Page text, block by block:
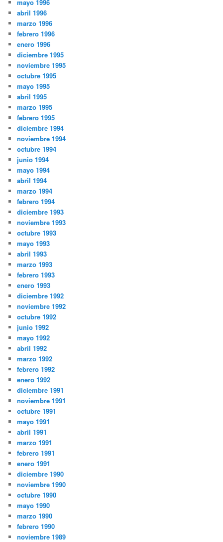
mayo 1996
abril 1996
marzo 1996
febrero 1996
enero 1996
diciembre 1995
noviembre 1995
octubre 1995
mayo 1995
abril 1995
marzo 1995
febrero 1995
diciembre 1994
noviembre 1994
octubre 1994
junio 1994
mayo 1994
abril 1994
marzo 1994
febrero 1994
diciembre 1993
noviembre 1993
octubre 1993
mayo 1993
abril 1993
marzo 1993
febrero 1993
enero 1993
diciembre 1992
noviembre 1992
octubre 1992
junio 1992
mayo 1992
abril 1992
marzo 1992
febrero 1992
enero 1992
diciembre 1991
noviembre 1991
octubre 1991
mayo 1991
abril 1991
marzo 1991
febrero 1991
enero 1991
diciembre 1990
noviembre 1990
octubre 1990
mayo 1990
marzo 1990
febrero 1990
noviembre 1989